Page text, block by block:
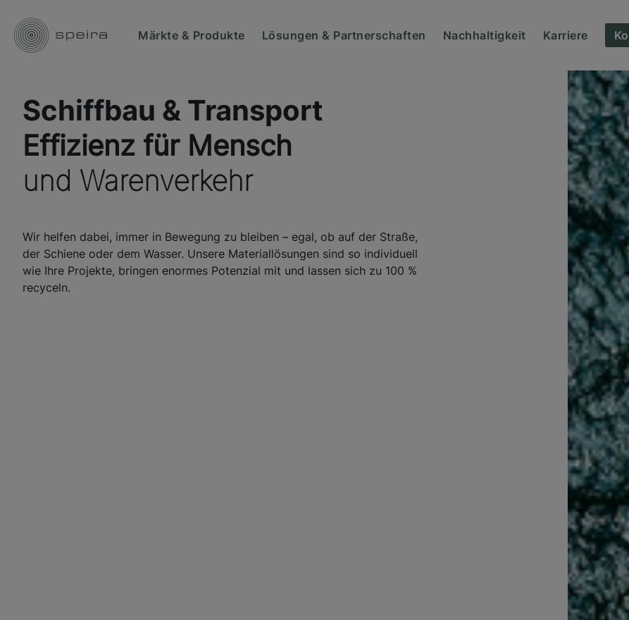
Märkte & Produkte Lösungen & Partnerschaften Nachhaltigkeit Karriere
Schiffbau & Transport
Effizienz für Mensch
und Warenverkehr
Wir helfen dabei, immer in Bewegung zu bleiben – egal, ob auf der Straße,
der Schiene oder dem Wasser. Unsere Materiallösungen sind so individuell
wie Ihre Projekte, bringen enormes Potenzial mit und lassen sich zu 100 %
recyceln.